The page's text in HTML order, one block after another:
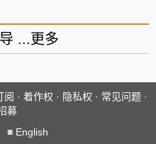
... 更多
阅 · 着作权 · 隐私权 · 常见问题 ·
募
■ English